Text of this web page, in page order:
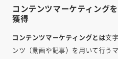
コンテンツマーケティング
獲得
コンテンツマーケティングとは文
ンツ（動画や記事）を用いて行う